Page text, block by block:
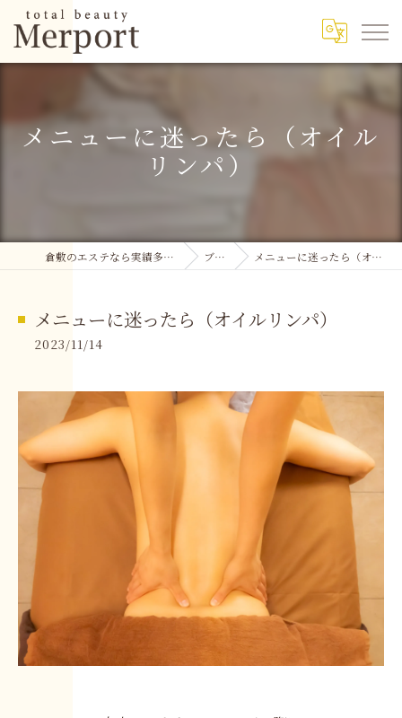
メニューに迷ったら（オイル
リンパ）
倉敷のエステなら実績多数のMerport ブログ メニューに迷ったら（オイルリンパ）
メニューに迷ったら（オイルリンパ）
2023/11/14